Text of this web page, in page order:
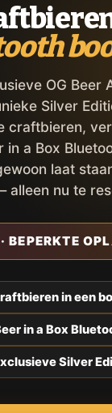
OG Beer
Silver
craftbieren,
in a Box
laat
alleen nu te
BEPERKTE
in een
in a Box
Silver